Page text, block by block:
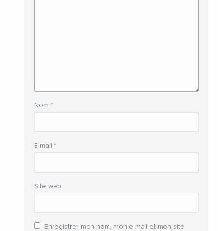
Nom *
E-mail *
Site web
Enregistrer mon nom, mon e-mail et mon site